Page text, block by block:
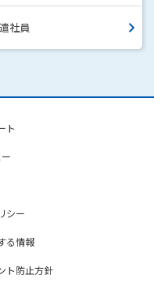
社員
ト
シー
る情報
ト防止方針